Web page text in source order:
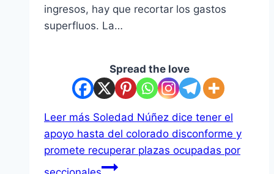
ingresos, hay que recortar los gastos
superfluos. La…
Spread the love
Leer más Soledad Núñez dice tener el
apoyo hasta del colorado disconforme y
promete recuperar plazas ocupadas por